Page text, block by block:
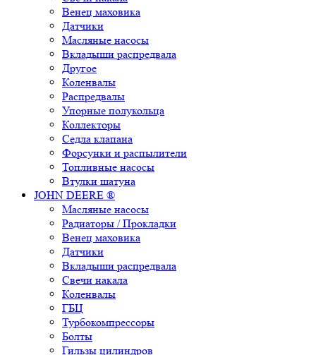
Венец маховика
Датчики
Масляные насосы
Вкладыши распредвала
Другое
Коленвалы
Распредвалы
Упорные полукольца
Коллекторы
Седла клапана
Форсунки и распылители
Топливные насосы
Втулки шатуна
JOHN DEERE ®
Масляные насосы
Радиаторы / Прокладки
Венец маховика
Датчики
Вкладыши распредвала
Свечи накала
Коленвалы
ГБЦ
Турбокомпрессоры
Болты
Гильзы цилиндров